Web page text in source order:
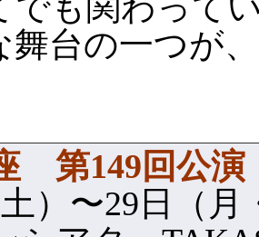
舞台の一つが
第149回公演
）〜29日（月